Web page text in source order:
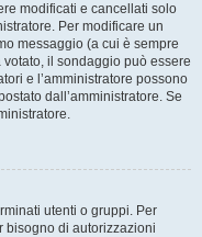
modificati e cancellati solo
Per modificare un
messaggio (a cui è sempre
il sondaggio può essere
e l’amministratore possono
dall’amministratore. Se
utenti o gruppi. Per
bisogno di autorizzazioni